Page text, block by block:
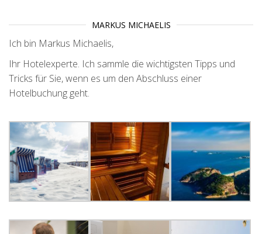
MARKUS MICHAELIS
Ich bin Markus Michaelis,
Ihr Hotelexperte. Ich sammle die wichtigsten Tipps und
Tricks für Sie, wenn es um den Abschluss einer
Hotelbuchung geht.